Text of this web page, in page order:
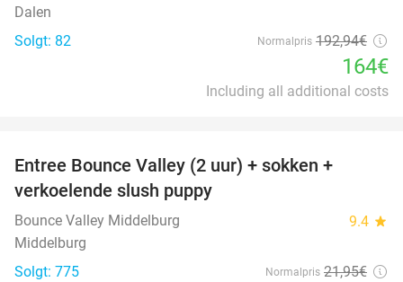
Dalen
Solgt: 82
Normalpris 192,94€
164€
Including all additional costs
Entree Bounce Valley (2 uur) + sokken +
verkoelende slush puppy
Bounce Valley Middelburg 9.4 star
Middelburg
Solgt: 775
Normalpris 21,95€